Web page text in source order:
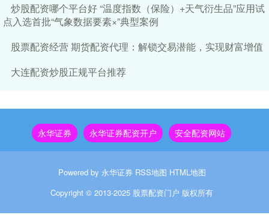
炒股配资哪个平台好 “温度指数（保险）+天气衍生品”应用试
点入选首批“气象数据要素×”典型案例
股票配资经营 期货配资代理：解锁交易潜能，实现财富增值
大连配资炒股正规平台推荐
永华证券 永华证券配资开户 安全配资网站
Powered by 永华证券 RSS地图 HTML地图
Copyright © 2013-2025 股票配资门户 版权所有